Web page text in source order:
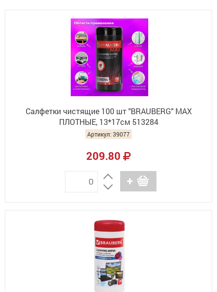
Салфетки чистящие 100 шт "BRAUBERG" MAX
ПЛОТНЫЕ, 13*17см 513284
Артикул: 39077
209.80